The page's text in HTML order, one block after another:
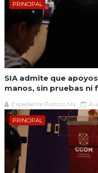
PRINCIPAL
SIA admite que
manos, sin pruebas ni
Expediente Político.Mx
PRINCIPAL